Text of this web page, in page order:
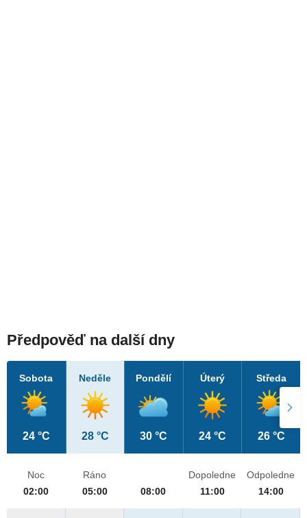
Předpověď na další dny
Sobota
24 °C
Neděle
28 °C
Pondělí
30 °C
Úterý
24 °C
Středa
26 °C
Noc
02:00
Ráno
05:00
08:00
Dopoledne
11:00
Odpoledne
14:00